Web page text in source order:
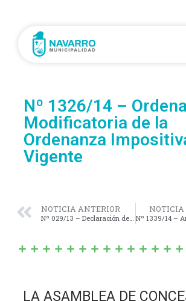
Nº 1326/14 –
Modificatoria de la
Ordenanza
Vigente
NOTICIA ANTERIOR
Nº 029/13 – Declaración de Interés Municipal del «Censo de Discapacidad para el año 2014»
NOTICIA
LA ASAMBLEA DE